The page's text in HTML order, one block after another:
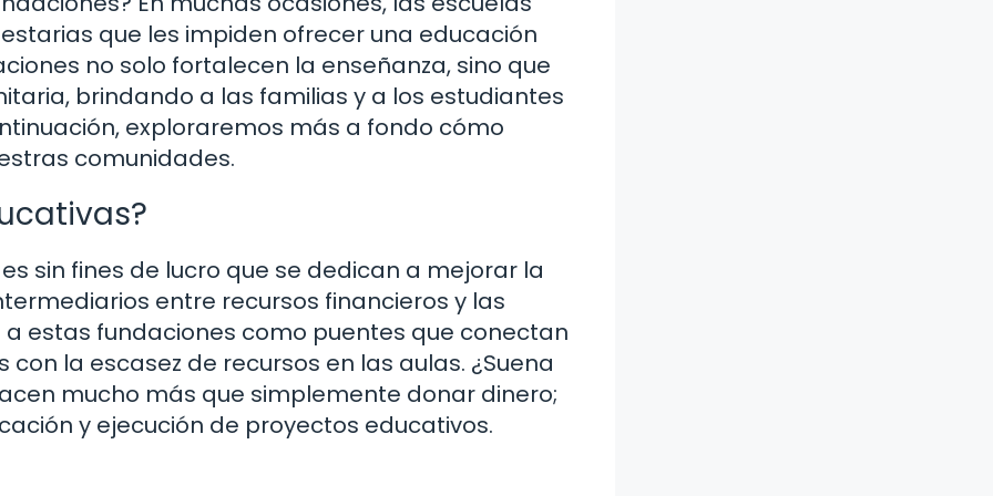
que les impiden ofrecer una educación
no solo fortalecen la enseñanza, sino que
brindando a las familias y a los estudiantes
exploraremos más a fondo cómo
comunidades.
sin fines de lucro que se dedican a mejorar la
entre recursos financieros y las
estas fundaciones como puentes que conectan
la escasez de recursos en las aulas. ¿Suena
mucho más que simplemente donar dinero;
y ejecución de proyectos educativos.